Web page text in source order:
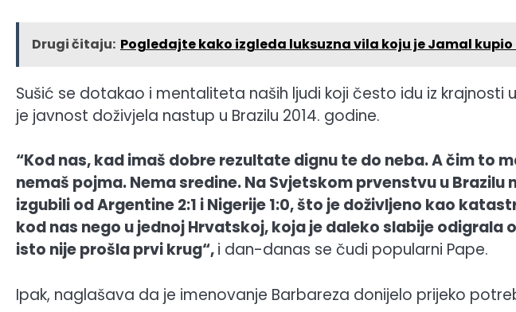
Drugi čitaju: Pogledajte kako izgleda luksuzna vila koju je Jamal kupio
Sušić se dotakao i mentaliteta naših ljudi koji često idu iz krajnosti
je javnost doživjela nastup u Brazilu 2014. godine.
“Kod nas, kad imaš dobre rezultate dignu te do neba. A čim to
nemaš pojma. Nema sredine. Na Svjetskom prvenstvu u
izgubili od Argentine 2:1 i Nigerije 1:0, što je doživljeno kao
kod nas nego u jednoj Hrvatskoj, koja je daleko slabije odigrala
isto nije prošla prvi krug“,i dan-danas se čudi popularni Pape.
Ipak, naglašava da je imenovanje Barbareza donijelo prijeko